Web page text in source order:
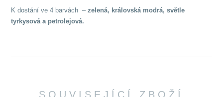
K dostání ve 4 barvách –zelená, královská modrá, světle
tyrkysová a petrolejová.
SOUVISEJÍCÍ ZBOŽÍ